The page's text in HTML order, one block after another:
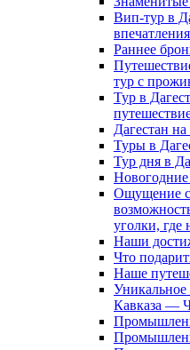
Вип-тур в
впечатления
Раннее
тур с
Тур в
Дагестан
Туры в
Тур дня в
Ощущение
уголки, где
Наши
Что
Наше
Уникальное
Кавказа —